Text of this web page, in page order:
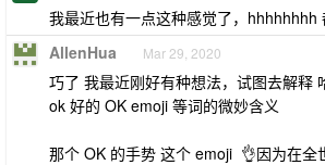
我最近也有一点这种感觉了，hhhhhhhh
AllenHua Mar 29, 2020
巧了 我最近刚好有种想法，试图去解释
ok 好的 OK emoji 等词的微妙含义
那个 OK 的手势 这个 emoji 👌因为在全